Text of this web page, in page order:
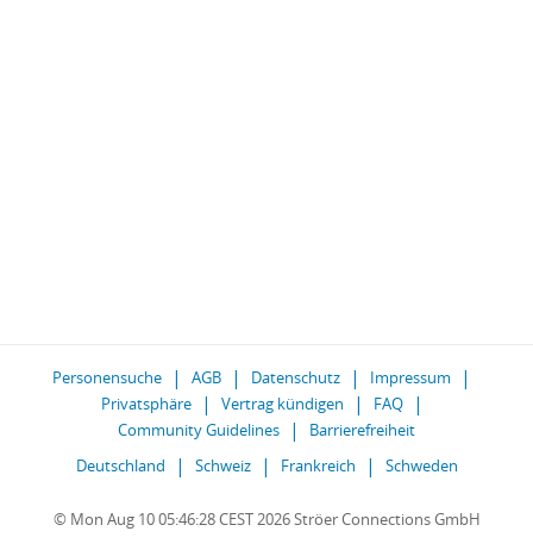
Personensuche AGB Datenschutz
Impressum
Privatsphäre
Vertrag kündigen
FAQ
Community Guidelines
Barrierefreiheit
Deutschland
Schweiz Frankreich Schweden
© Mon Aug 10 05:46:28 CEST 2026 Ströer Connections GmbH